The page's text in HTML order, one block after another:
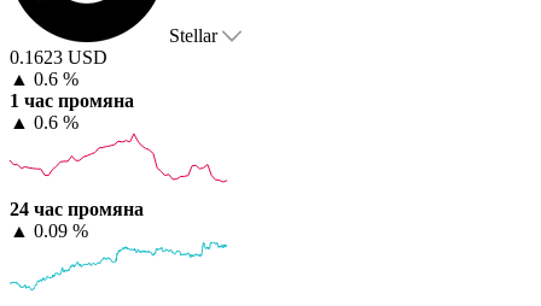
Stellar
0.1623 USD
▲ 0.6 %
1 час промяна
▲ 0.6 %
24 час промяна
▲ 0.09 %